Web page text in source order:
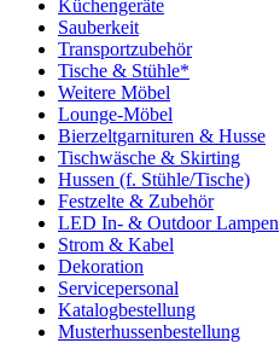
Küchengeräte
Sauberkeit
Transportzubehör
Tische & Stühle*
Weitere Möbel
Lounge-Möbel
Bierzeltgarnituren & Husse
Tischwäsche & Skirting
Hussen (f. Stühle/Tische)
Festzelte & Zubehör
LED In- & Outdoor Lampen
Strom & Kabel
Dekoration
Servicepersonal
Katalogbestellung
Musterhussenbestellung